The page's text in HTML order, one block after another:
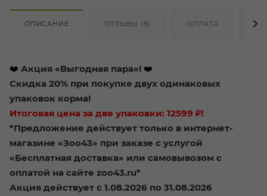
ОПИСАНИЕ ОТЗЫВЫ (8) ОПЛАТА
❤️ Акция «Выгодная пара»! ❤️
Скидка 20% при покупке двух одинаковых
упаковок корма!
Итоговая цена за две упаковки: 12599 ₽!
*Предложение действует только в интернет-
магазине «Зоо43» при заказе с услугой
«Бесплатная доставка» или самовывозом с
оплатой на сайте zoo43.ru*
Акция действует с 1.08.2026 по 31.08.2026